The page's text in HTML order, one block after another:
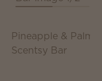
Pineapple & Palm
Scentsy Bar